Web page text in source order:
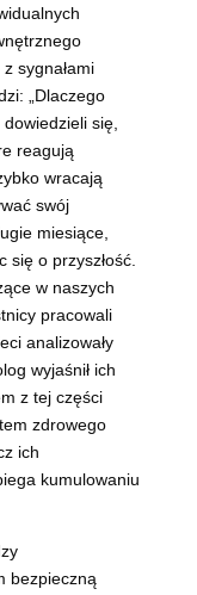
sygnałami
„Dlaczego
się,
reagują
wracają
swój
miesiące,
się o przyszłość.
w naszych
pracowali
analizowały
wyjaśnił ich
z tej części
zdrowego
ich
kumulowaniu
bezpieczną